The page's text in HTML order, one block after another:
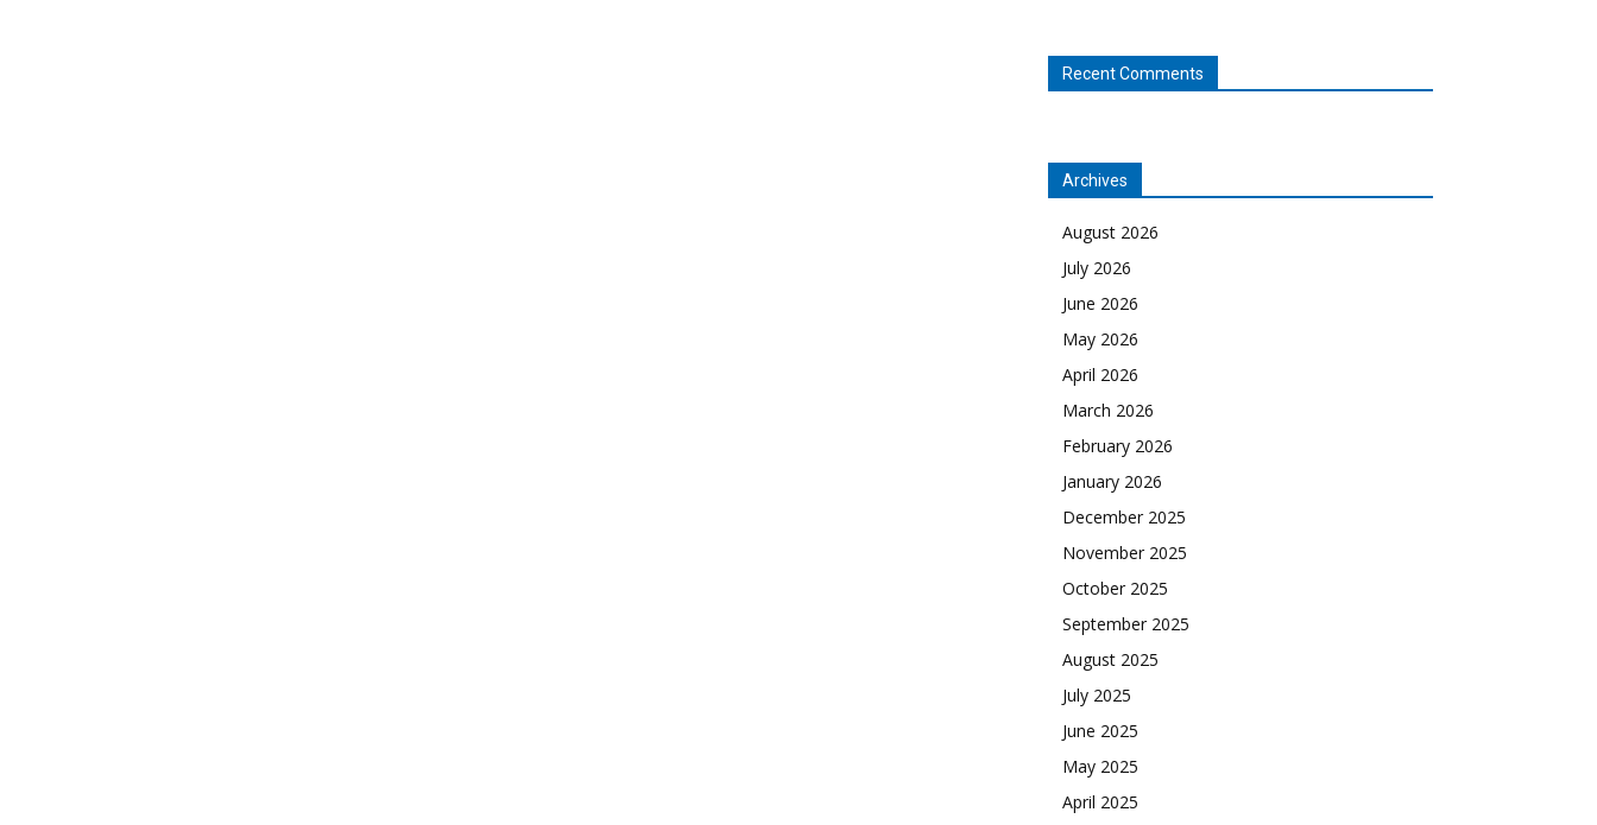
Recent Comments
Archives
August 2026
July 2026
June 2026
May 2026
April 2026
March 2026
February 2026
January 2026
December 2025
November 2025
October 2025
September 2025
August 2025
July 2025
June 2025
May 2025
April 2025